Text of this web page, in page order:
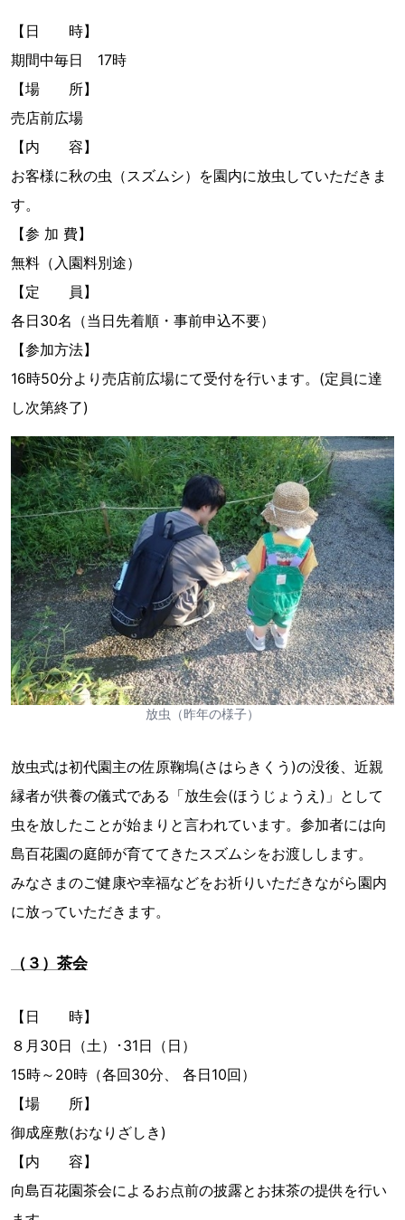
【日 時】
期間中毎日 17時
【場 所】
売店前広場
【内 容】
お客様に秋の虫（スズムシ）を園内に放虫していただきま
す。
【参 加 費】
無料（入園料別途）
【定 員】
各日30名（当日先着順・事前申込不要）
【参加方法】
16時50分より売店前広場にて受付を行います。(定員に達
し次第終了)
放虫（昨年の様子）
放虫式は初代園主の佐原鞠塢(さはらきくう)の没後、近親
縁者が供養の儀式である「放生会(ほうじょうえ)」として
虫を放したことが始まりと言われています。参加者には向
島百花園の庭師が育ててきたスズムシをお渡しします。
みなさまのご健康や幸福などをお祈りいただきながら園内
に放っていただきます。
（３）茶会
【日 時】
８月30日（土）･31日（日）
15時～20時（各回30分、 各日10回）
【場 所】
御成座敷(おなりざしき)
【内 容】
向島百花園茶会によるお点前の披露とお抹茶の提供を行い